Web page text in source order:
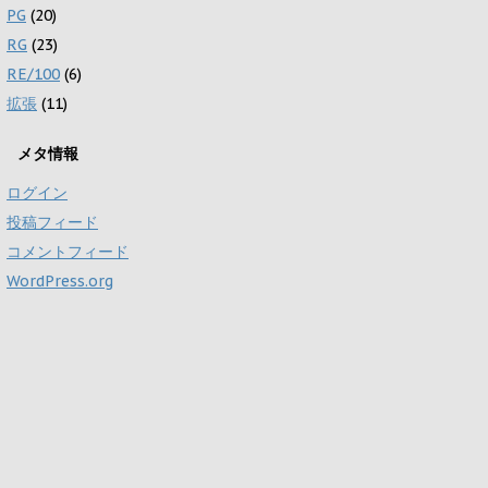
PG (20)
RG (23)
RE/100 (6)
拡張 (11)
メタ情報
ログイン
投稿フィード
コメントフィード
WordPress.org